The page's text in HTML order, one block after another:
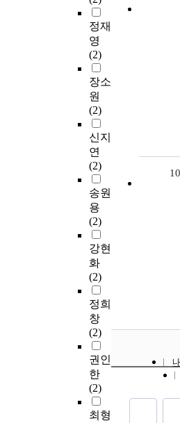
정재
영
(2)
장소
원
(2)
신지
연
(2)
송원
용
(2)
강현
화
(2)
정희
창
(2)
권인
한
(2)
최형
10